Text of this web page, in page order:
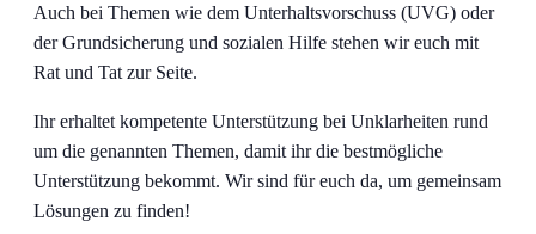
Auch bei Themen wie dem Unterhaltsvorschuss (UVG) oder
der Grundsicherung und sozialen Hilfe stehen wir euch mit
Rat und Tat zur Seite.
Ihr erhaltet kompetente Unterstützung bei Unklarheiten rund
um die genannten Themen, damit ihr die bestmögliche
Unterstützung bekommt. Wir sind für euch da, um gemeinsam
Lösungen zu finden!